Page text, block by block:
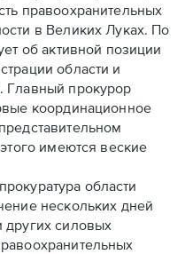
правоохранительных
в Великих Луках. По
об активной позиции
области и
Главный прокурор
координационное
имеются веские
области
нескольких дней
других силовых